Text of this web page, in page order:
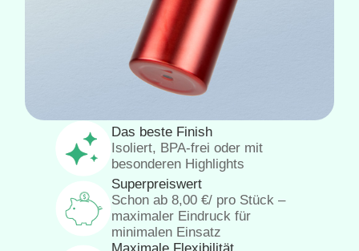
Das beste Finish
Isoliert, BPA-frei oder mit
besonderen Highlights
Superpreiswert
Schon ab 8,00 €/ pro Stück –
maximaler Eindruck für
minimalen Einsatz